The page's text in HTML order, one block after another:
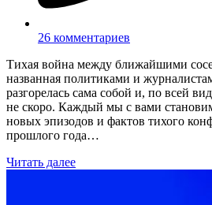
26 комментариев
Тихая война между ближайшими
названная политиками и
разгорелась сама собой и, по всей
не скоро. Каждый мы с вами
новых эпизодов и фактов тихого
прошлого года…
Читать далее